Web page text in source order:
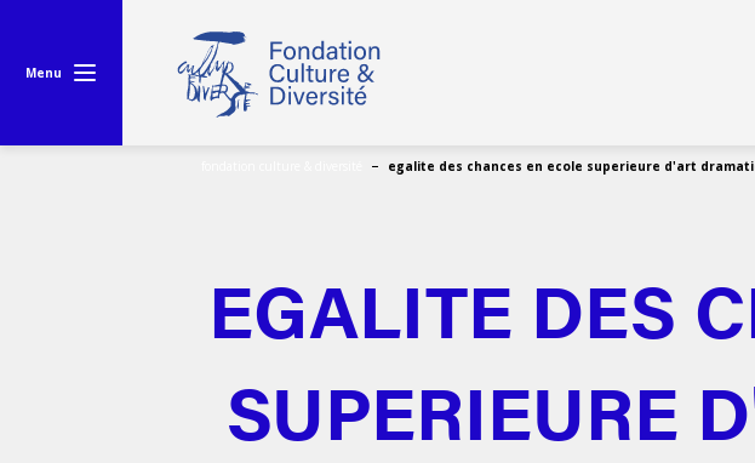
Menu
egalite des chances en ecole superieure d'art
EGALITE DES
SUPERIEURE